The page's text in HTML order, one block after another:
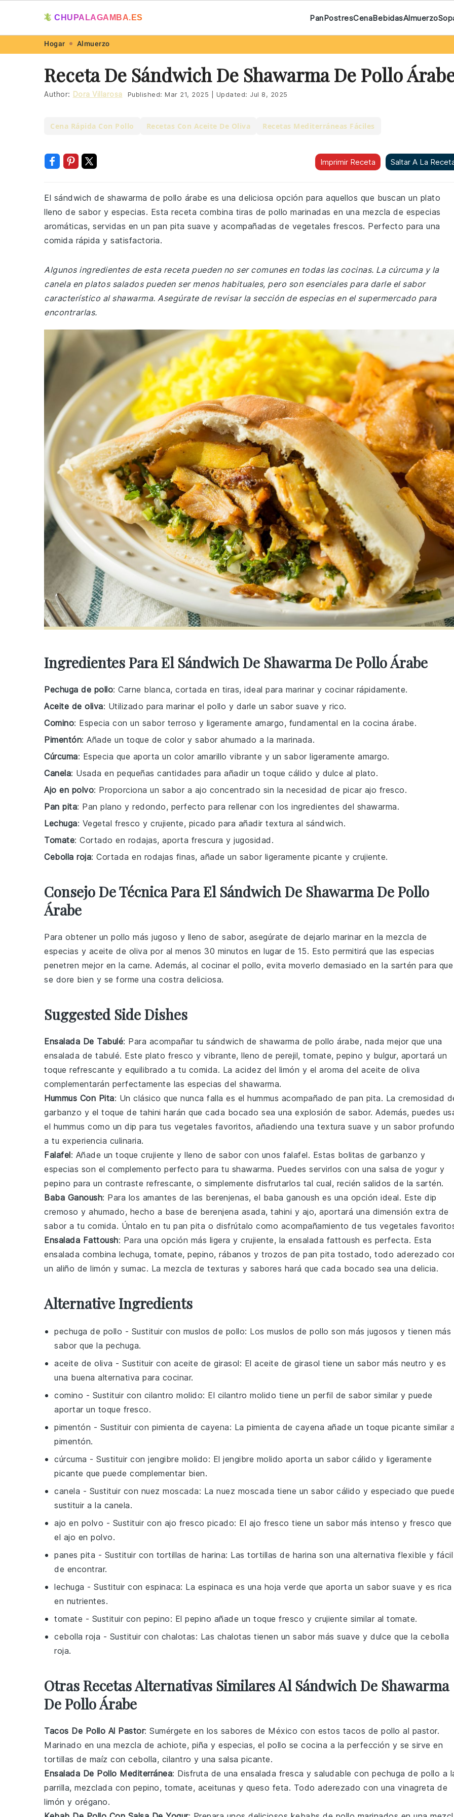
navigation
content
🦎 CHUPALAGAMBA.ES PanPostresCenaBebidasAlmuerzo
Hogar Almuerzo
Receta De Sándwich De Shawarma De Pollo
Author: Dora Villarosa Published: Mar 21, 2025 Updated: Jul 8, 2025
Cena Rápida Con Pollo Recetas Con Aceite De Oliva Recetas Mediterráneas Fáciles
Imprimir Receta Saltar A La
El sándwich de shawarma de pollo árabe es una deliciosa opción para aquellos que buscan un plato
lleno de sabor y especias. Esta receta combina tiras de pollo marinadas en una mezcla de especias
aromáticas, servidas en un pan pita suave y acompañadas de vegetales frescos. Perfecto para una
comida rápida y satisfactoria.
Algunos ingredientes de esta receta pueden no ser comunes en todas las cocinas. La cúrcuma y la
canela en platos salados pueden ser menos habituales, pero son esenciales para darle el sabor
característico al shawarma. Asegúrate de revisar la sección de especias en el supermercado para
encontrarlas.
Ingredientes Para El Sándwich De Shawarma De Pollo Árabe
Pechuga de pollo: Carne blanca, cortada en tiras, ideal para marinar y cocinar rápidamente.
Aceite de oliva: Utilizado para marinar el pollo y darle un sabor suave y rico.
Comino: Especia con un sabor terroso y ligeramente amargo, fundamental en la cocina árabe.
Pimentón: Añade un toque de color y sabor ahumado a la marinada.
Cúrcuma: Especia que aporta un color amarillo vibrante y un sabor ligeramente amargo.
Canela: Usada en pequeñas cantidades para añadir un toque cálido y dulce al plato.
Ajo en polvo: Proporciona un sabor a ajo concentrado sin la necesidad de picar ajo fresco.
Pan pita: Pan plano y redondo, perfecto para rellenar con los ingredientes del shawarma.
Lechuga: Vegetal fresco y crujiente, picado para añadir textura al sándwich.
Tomate: Cortado en rodajas, aporta frescura y jugosidad.
Cebolla roja: Cortada en rodajas finas, añade un sabor ligeramente picante y crujiente.
Consejo De Técnica Para El Sándwich De Shawarma De Pollo
Árabe
Para obtener un pollo más jugoso y lleno de sabor, asegúrate de dejarlo marinar en la mezcla de
especias y aceite de oliva por al menos 30 minutos en lugar de 15. Esto permitirá que las especias
penetren mejor en la carne. Además, al cocinar el pollo, evita moverlo demasiado en la sartén para que
se dore bien y se forme una costra deliciosa.
Suggested Side Dishes
Ensalada De Tabulé: Para acompañar tu sándwich de shawarma de pollo árabe, nada mejor que una
ensalada de tabulé. Este plato fresco y vibrante, lleno de perejil, tomate, pepino y bulgur, aportará un
toque refrescante y equilibrado a tu comida. La acidez del limón y el aroma del aceite de oliva
complementarán perfectamente las especias del shawarma.
Hummus Con Pita: Un clásico que nunca falla es el hummus acompañado de pan pita. La cremosidad
garbanzo y el toque de tahini harán que cada bocado sea una explosión de sabor. Además, puedes
el hummus como un dip para tus vegetales favoritos, añadiendo una textura suave y un sabor
a tu experiencia culinaria.
Falafel: Añade un toque crujiente y lleno de sabor con unos falafel. Estas bolitas de garbanzo y
especias son el complemento perfecto para tu shawarma. Puedes servirlos con una salsa de yogur y
pepino para un contraste refrescante, o simplemente disfrutarlos tal cual, recién salidos de la sartén.
Baba Ganoush: Para los amantes de las berenjenas, el baba ganoush es una opción ideal. Este dip
cremoso y ahumado, hecho a base de berenjena asada, tahini y ajo, aportará una dimensión extra de
sabor a tu comida. Úntalo en tu pan pita o disfrútalo como acompañamiento de tus vegetales
Ensalada Fattoush: Para una opción más ligera y crujiente, la ensalada fattoush es perfecta. Esta
ensalada combina lechuga, tomate, pepino, rábanos y trozos de pan pita tostado, todo aderezado
un aliño de limón y sumac. La mezcla de texturas y sabores hará que cada bocado sea una delicia.
Alternative Ingredients
pechuga de pollo - Sustituir con muslos de pollo: Los muslos de pollo son más jugosos y tienen más
sabor que la pechuga.
aceite de oliva - Sustituir con aceite de girasol: El aceite de girasol tiene un sabor más neutro y es
una buena alternativa para cocinar.
comino - Sustituir con cilantro molido: El cilantro molido tiene un perfil de sabor similar y puede
aportar un toque fresco.
pimentón - Sustituir con pimienta de cayena: La pimienta de cayena añade un toque picante similar
pimentón.
cúrcuma - Sustituir con jengibre molido: El jengibre molido aporta un sabor cálido y ligeramente
picante que puede complementar bien.
canela - Sustituir con nuez moscada: La nuez moscada tiene un sabor cálido y especiado que
sustituir a la canela.
ajo en polvo - Sustituir con ajo fresco picado: El ajo fresco tiene un sabor más intenso y fresco que
el ajo en polvo.
panes pita - Sustituir con tortillas de harina: Las tortillas de harina son una alternativa flexible y fácil
de encontrar.
lechuga - Sustituir con espinaca: La espinaca es una hoja verde que aporta un sabor suave y es rica
en nutrientes.
tomate - Sustituir con pepino: El pepino añade un toque fresco y crujiente similar al tomate.
cebolla roja - Sustituir con chalotas: Las chalotas tienen un sabor más suave y dulce que la cebolla
roja.
Otras Recetas Alternativas Similares Al Sándwich De Shawarma
De Pollo Árabe
Tacos De Pollo Al Pastor: Sumérgete en los sabores de México con estos tacos de pollo al pastor.
Marinado en una mezcla de achiote, piña y especias, el pollo se cocina a la perfección y se sirve en
tortillas de maíz con cebolla, cilantro y una salsa picante.
Ensalada De Pollo Mediterránea: Disfruta de una ensalada fresca y saludable con pechuga de pollo a
parrilla, mezclada con pepino, tomate, aceitunas y queso feta. Todo aderezado con una vinagreta de
limón y orégano.